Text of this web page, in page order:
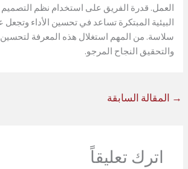
العمل. قدرة الفريق على استخدام نظم التصميم
البيئية المبتكرة تساعد في تحسين الأداء وتجعل
سلاسة. من المهم استغلال هذه المعرفة
والتحقيق النجاح المرجو.
→ المقالة السابقة
اترك تعليقاً